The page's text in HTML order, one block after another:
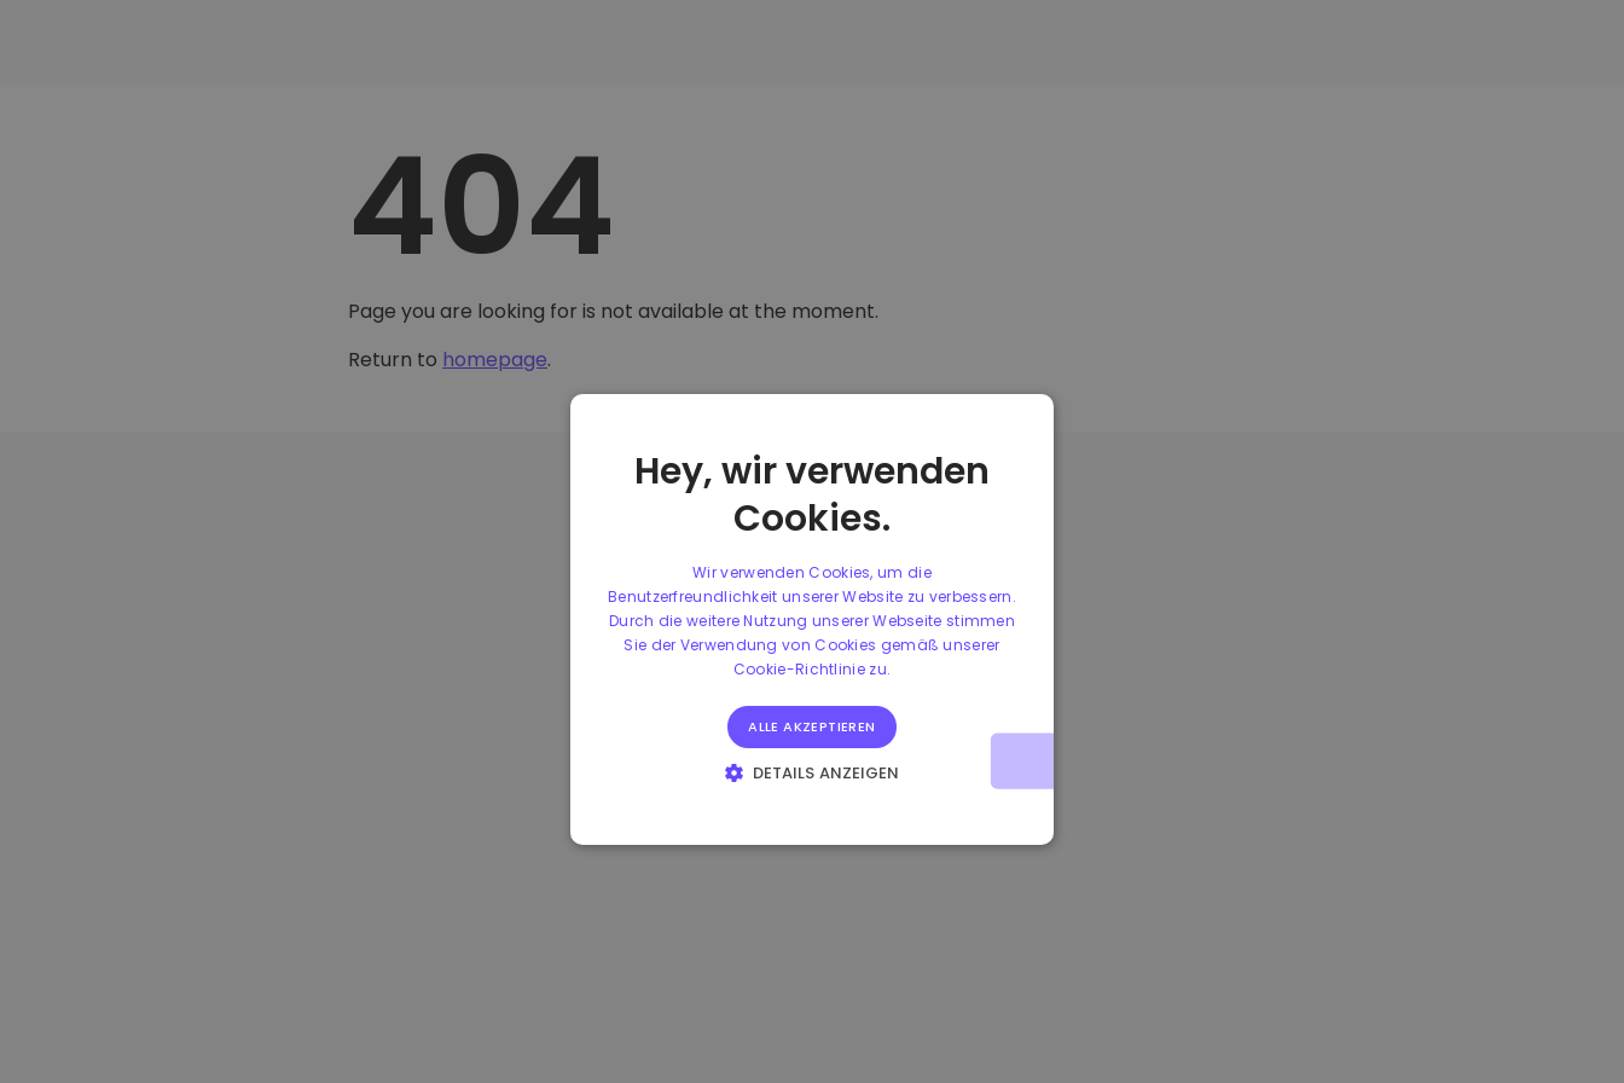
404
Page you are looking for is not available at the moment.
Return to homepage.
Hey, wir verwenden
Cookies.
Wir verwenden Cookies, um die
Benutzerfreundlichkeit unserer Website zu verbessern.
Durch die weitere Nutzung unserer Webseite stimmen
Sie der Verwendung von Cookies gemäß unserer
Cookie-Richtlinie zu.
ALLE AKZEPTIEREN
DETAILS ANZEIGEN